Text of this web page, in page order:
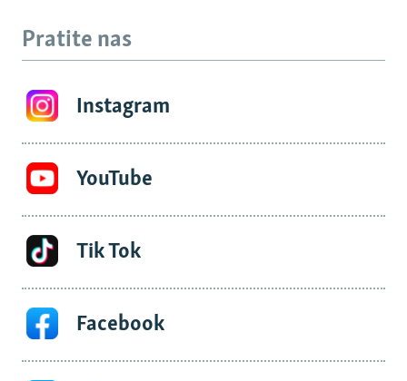
Pratite nas
Instagram
YouTube
Tik Tok
Facebook